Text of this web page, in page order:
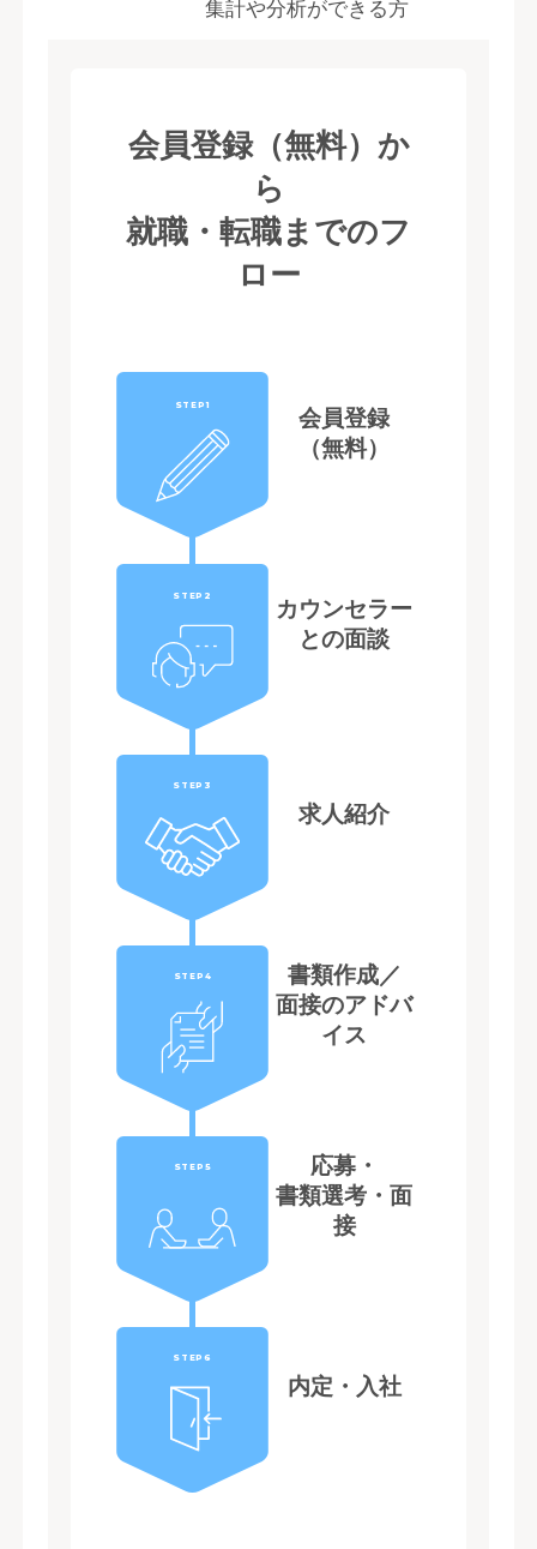
集計や分析ができる方
会員登録（無料）か
ら
就職・転職までのフ
ロー
STEP1
会員登録
（無料）
STEP2
カウンセラー
との面談
STEP3
求人紹介
STEP4
書類作成／
面接のアドバ
イス
STEP5
応募・
書類選考・面
接
STEP6
内定・入社